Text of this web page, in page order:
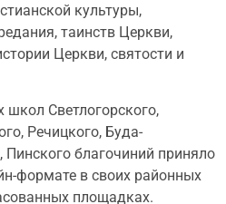
культуры,
таинств Церкви,
Церкви, святости и
Светлогорского,
Речицкого, Буда-
благочиний приняло
формате в своих районных
площадках.